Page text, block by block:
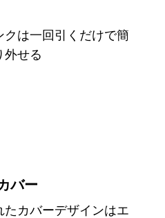
クは一回引くだけで簡
外せる
バー
たカバーデザインはエ